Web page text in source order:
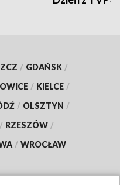
/ GDAŃSK /
/ KIELCE /
/ OLSZTYN /
/ RZESZÓW /
/ WROCŁAW